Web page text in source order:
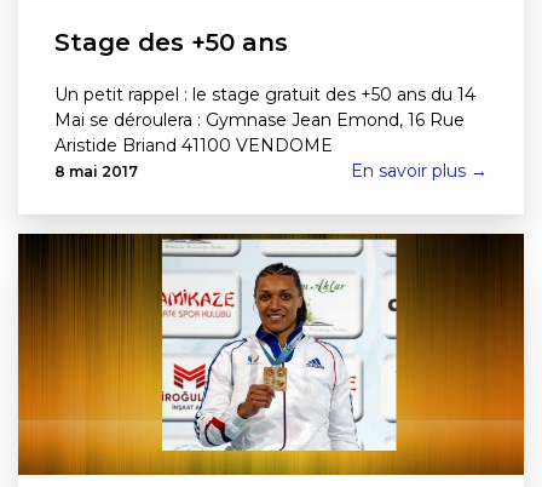
Stage des +50 ans
Un petit rappel : le stage gratuit des +50 ans du 14
Mai se déroulera : Gymnase Jean Emond, 16 Rue
Aristide Briand 41100 VENDOME
8 mai 2017 En savoir plus →